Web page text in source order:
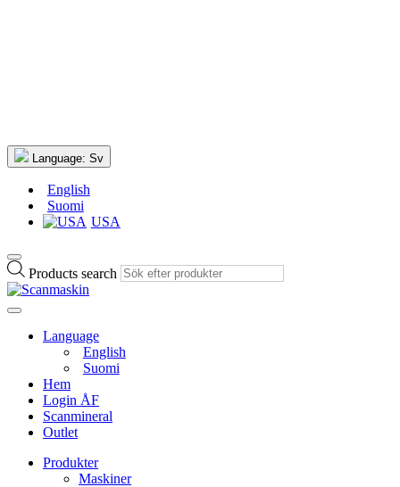
Language: Sv
English
Suomi
USA
Products search
Language
English
Suomi
Hem
Login ÅF
Scanmineral
Outlet
Produkter
Maskiner